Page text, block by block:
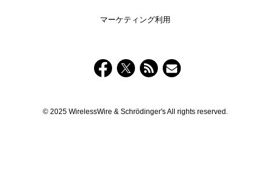
マーケティング利用
© 2025 WirelessWire & Schrödinger's All rights reserved.